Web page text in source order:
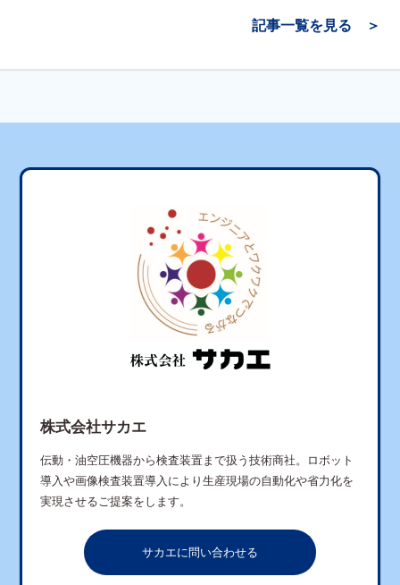
記事一覧を見る
株式会社サカエ
伝動・油空圧機器から検査装置まで扱う技術商社。ロボット
導入や画像検査装置導入により生産現場の自動化や省力化を
実現させるご提案をします。
サカエに問い合わせる